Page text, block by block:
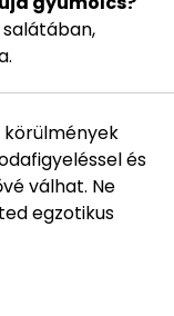
körülmények
és
válhat. Ne
egzotikus